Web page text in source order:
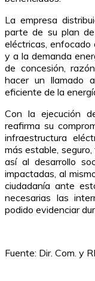
La empresa
parte de su plan
eléctricas, enfocado
y a la demanda
de concesión,
hacer un llamado
eficiente de la
Con la ejecución
reafirma su
infraestructura
más estable,
así al desarrollo
impactadas, al
ciudadanía ante
necesarias las
podido evidenciar
Fuente: Dir. Com. y